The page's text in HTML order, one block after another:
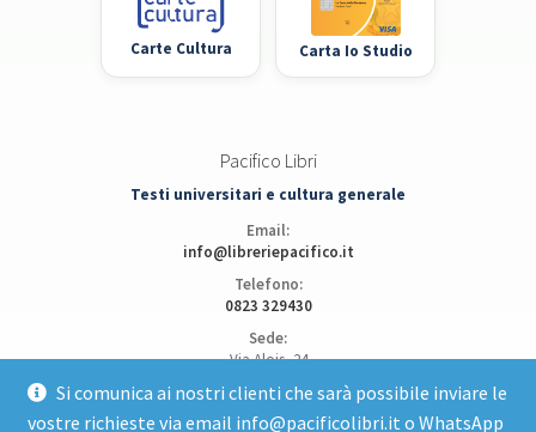
Si comunica ai nostri clienti che sarà possibile inviare le
vostre richieste via email info@pacificolibri.it o WhatsApp
Carte Cultura Carta Io Studio
Pacifico Libri
Testi universitari e cultura generale
Email:
info@libreriepacifico.it
Telefono:
0823 329430
Sede:
Via Alois, 24